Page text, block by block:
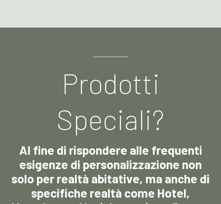
Prodotti
Speciali?
Al fine di rispondere alle frequenti
esigenze di personalizzazione non
solo per realtà abitative, ma anche di
specifiche realtà come Hotel,